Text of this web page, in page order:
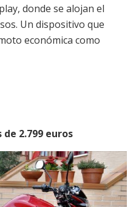
donde se alojan el
Un dispositivo que
económica como
2.799 euros